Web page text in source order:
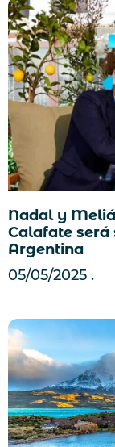
Nadal y
Calafate será
Argentina
05/05/2025